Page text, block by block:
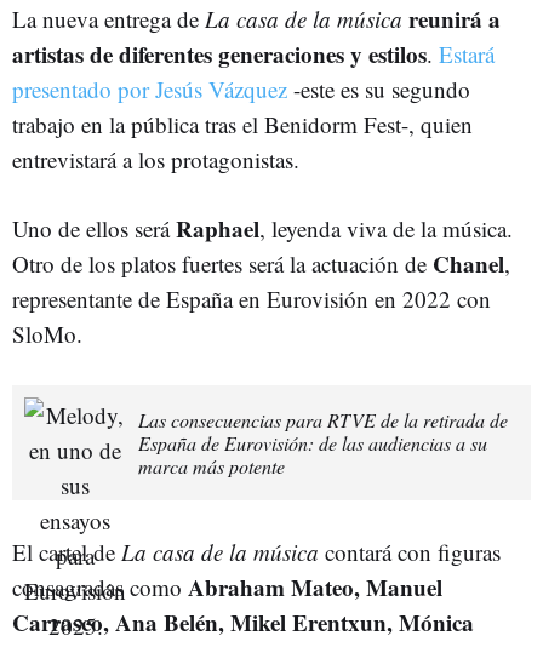
La nueva entrega de La casa de la música reunirá a
artistas de diferentes generaciones y estilos. Estará
presentado por Jesús Vázquez -este es su segundo
trabajo en la pública tras el Benidorm Fest-, quien
entrevistará a los protagonistas.
Uno de ellos seráRaphael, leyenda viva de la música.
Otro de los platos fuertes será la actuación de Chanel,
representante de España en Eurovisión en 2022 con
SloMo.
Las consecuencias para RTVE de la retirada de
España de Eurovisión: de las audiencias a su
marca más potente
El cartel de La casa de la música contará con figuras
consagradas como Abraham Mateo, Manuel
Carrasco, Ana Belén, Mikel Erentxun, Mónica